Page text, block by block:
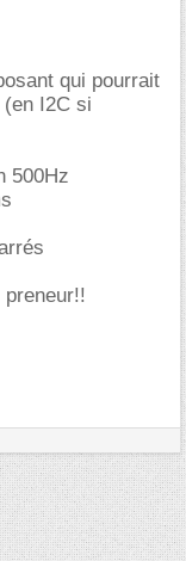
qui pourrait
I2C si
500Hz